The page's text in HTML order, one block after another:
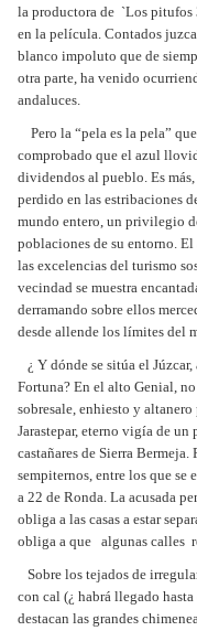
la productora de `Los pitufos
en la película. Contados
blanco impoluto que de
otra parte, ha venido
andaluces.
Pero la “pela es la pela”
comprobado que el azul
dividendos al pueblo. Es
perdido en las estribaciones
mundo entero, un privilegio
poblaciones de su entorno.
las excelencias del turismo
vecindad se muestra
derramando sobre ellos
desde allende los límites del
¿ Y dónde se sitúa el
Fortuna? En el alto Genial,
sobresale, enhiesto y
Jarastepar, eterno vigía de
castañares de Sierra
sempiternos, entre los que
a 22 de Ronda. La acusada
obliga a las casas a estar
obliga a que algunas calles
Sobre los tejados de
con cal (¿ habrá llegado
destacan las grandes